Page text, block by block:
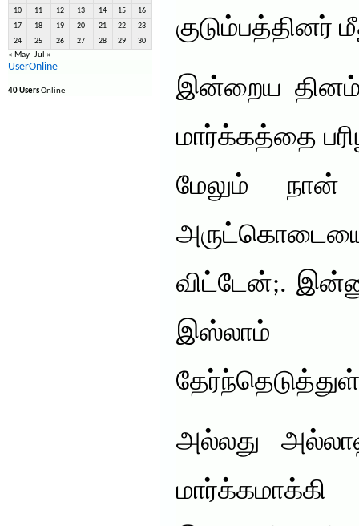
10 11 12 13 14 15 16
17 18 19 20 21 22 23
24 25 26 27 28 29 30
« May Jul »
UserOnline
40 UsersOnline
குடும்பத்தினர்
இன்றைய
மார்க்கத்தை
மேலும்
விட்டேன்;.
இஸ்லாம்
அல்லது